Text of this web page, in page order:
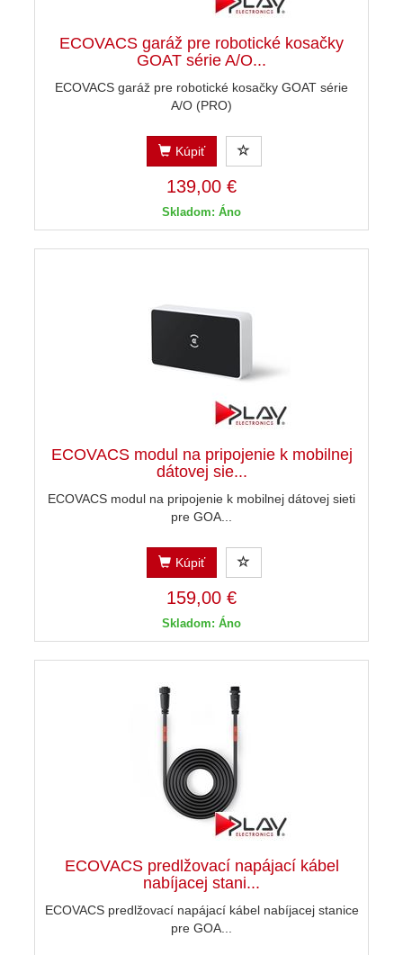
ECOVACS garáž pre robotické kosačky
GOAT série A/O...
ECOVACS garáž pre robotické kosačky GOAT série
A/O (PRO)
Kúpiť
139,00 €
Skladom: Áno
ECOVACS modul na pripojenie k mobilnej
dátovej sie...
ECOVACS modul na pripojenie k mobilnej dátovej sieti
pre GOA...
Kúpiť
159,00 €
Skladom: Áno
ECOVACS predlžovací napájací kábel
nabíjacej stani...
ECOVACS predlžovací napájací kábel nabíjacej stanice
pre GOA...